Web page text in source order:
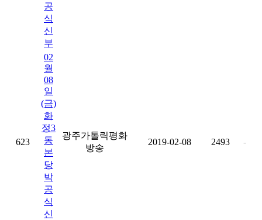
공
식
신
부
623
02
월
08
일
(금)
화
정3
동
본
당
박
공
식
신
광주가톨릭평화
방송
2019-02-08 2493 -